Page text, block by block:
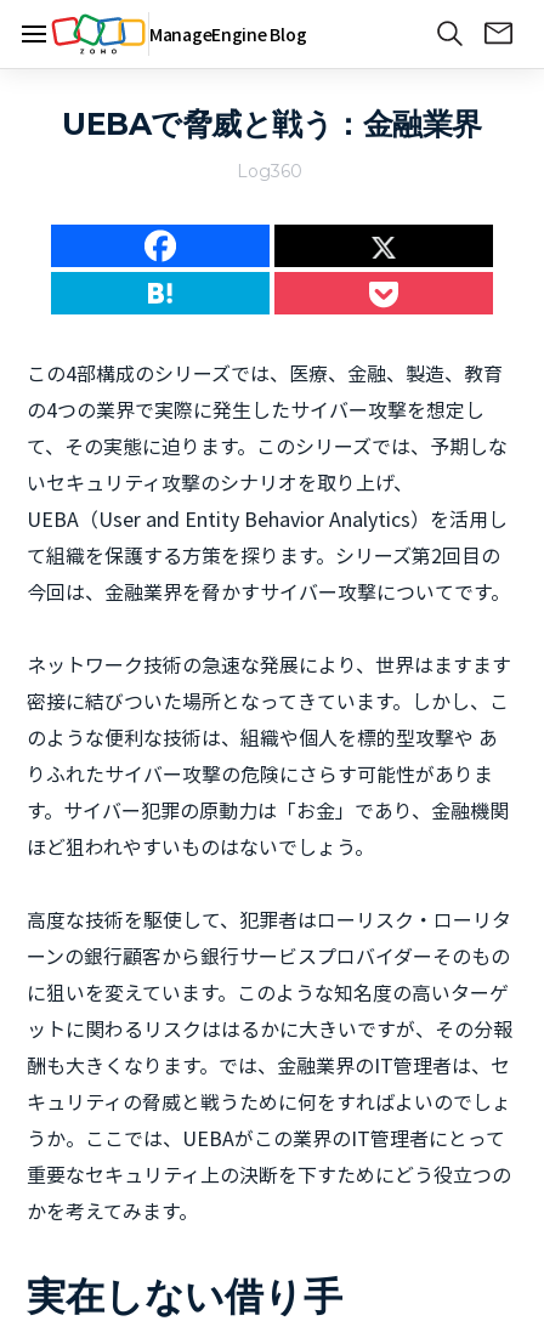
ManageEngine Blog
UEBAで脅威と戦う：金融業界
Log360
この4部構成のシリーズでは、医療、金融、製造、教育
の4つの業界で実際に発生したサイバー攻撃を想定し
て、その実態に迫ります。このシリーズでは、予期しな
いセキュリティ攻撃のシナリオを取り上げ、
UEBA（User and Entity Behavior Analytics）を活用し
て組織を保護する方策を探ります。シリーズ第2回目の
今回は、金融業界を脅かすサイバー攻撃についてです。
ネットワーク技術の急速な発展により、世界はますます
密接に結びついた場所となってきています。しかし、こ
のような便利な技術は、組織や個人を標的型攻撃や あ
りふれたサイバー攻撃の危険にさらす可能性がありま
す。サイバー犯罪の原動力は「お金」であり、金融機関
ほど狙われやすいものはないでしょう。
高度な技術を駆使して、犯罪者はローリスク・ローリタ
ーンの銀行顧客から銀行サービスプロバイダーそのもの
に狙いを変えています。このような知名度の高いターゲ
ットに関わるリスクははるかに大きいですが、その分報
酬も大きくなります。では、金融業界のIT管理者は、セ
キュリティの脅威と戦うために何をすればよいのでしょ
うか。ここでは、UEBAがこの業界のIT管理者にとって
重要なセキュリティ上の決断を下すためにどう役立つの
かを考えてみます。
実在しない借り手